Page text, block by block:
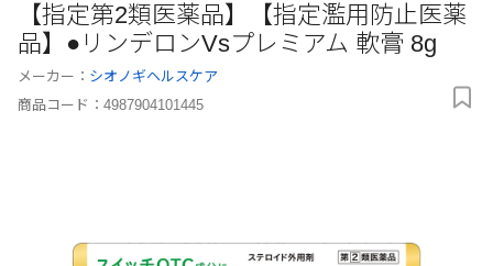
【指定第2類医薬品】【指定濫用防止医薬
品】●リンデロンVsプレミアム 軟膏 8g
メーカー： シオノギヘルスケア
商品コード： 4987904101445